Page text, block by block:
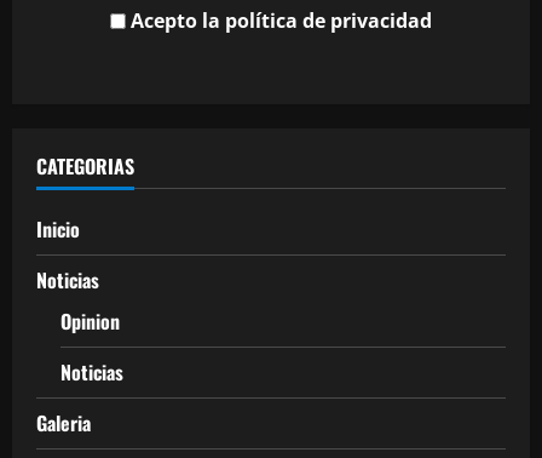
Acepto la política de privacidad
CATEGORIAS
Inicio
Noticias
Opinion
Noticias
Galeria